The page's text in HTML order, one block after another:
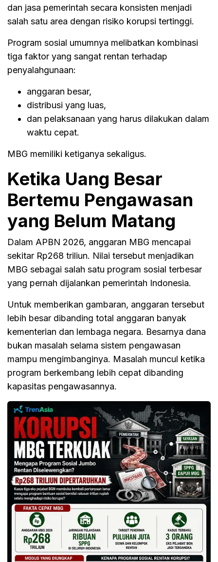
dan jasa pemerintah secara konsisten menjadi
salah satu area dengan risiko korupsi tertinggi.
Program sosial umumnya melibatkan kombinasi
tiga faktor yang sangat rentan terhadap
penyalahgunaan:
anggaran besar,
distribusi yang luas,
dan pelaksanaan yang harus dilakukan dalam
waktu cepat.
MBG memiliki ketiganya sekaligus.
Ketika Uang Besar
Bertemu Pengawasan
yang Belum Matang
Dalam APBN 2026, anggaran MBG mencapai
sekitar Rp268 triliun. Nilai tersebut menjadikan
MBG sebagai salah satu program sosial terbesar
yang pernah dijalankan pemerintah Indonesia.
Untuk memberikan gambaran, anggaran tersebut
lebih besar dibanding total anggaran banyak
kementerian dan lembaga negara. Besarnya dana
bukan masalah selama sistem pengawasan
mampu mengimbanginya. Masalah muncul ketika
program berkembang lebih cepat dibanding
kapasitas pengawasannya.